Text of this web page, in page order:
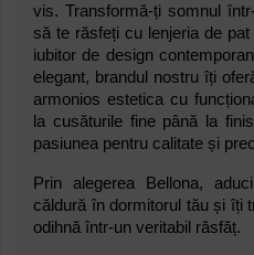
vis. Transformă-ți somnul
să te răsfeți cu lenjeria de
iubitor de design
elegant, brandul nostru îți
armonios estetica cu
la cusăturile fine până la
pasiunea pentru calitate și
Prin alegerea Bellona,
căldură în dormitorul tău și îți
odihnă într-un veritabil răsfăț.